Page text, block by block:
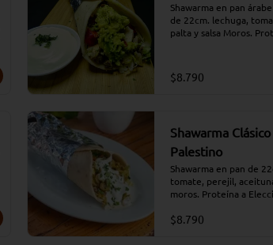
Shawarma en pan
de 22cm. lechuga,
palta y salsa Moros.
$8.790
Shawarma Clásico
Palestino
Shawarma en pan de
tomate, perejil,
moros. Proteína a
$8.790